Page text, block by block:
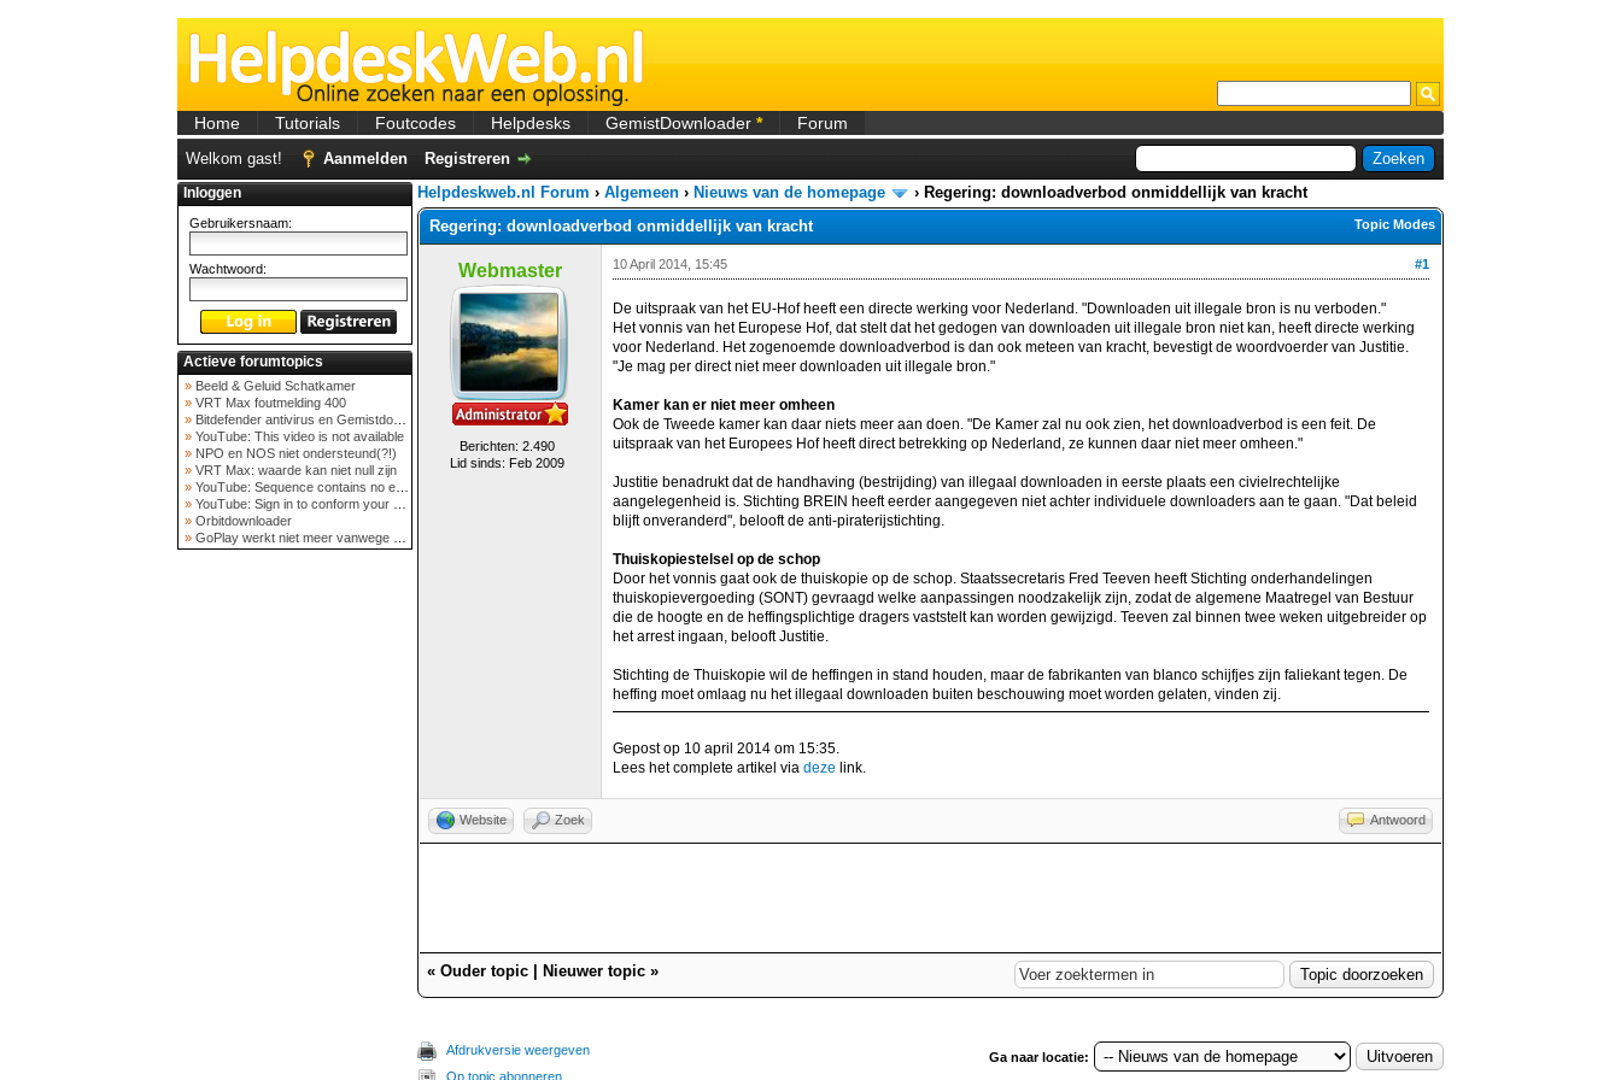
Home Tutorials Foutcodes Helpdesks GemistDownloader * Forum
Welkom gast! Aanmelden Registreren
Inloggen
Gebruikersnaam:
Wachtwoord:
Actieve forumtopics
» Beeld & Geluid Schatkamer
» VRT Max foutmelding 400
» Bitdefender antivirus en Gemistdowloader
» YouTube: This video is not available
» NPO en NOS niet ondersteund(?!)
» VRT Max: waarde kan niet null zijn
» YouTube: Sequence contains no elements
» YouTube: Sign in to conform your not a bot
» Orbitdownloader
» GoPlay werkt niet meer vanwege nieuwe webadres
Helpdeskweb.nl Forum › Algemeen › Nieuws van de homepage › Regering: downloadverbod onmiddellijk van kracht
Topic Modes
Regering: downloadverbod onmiddellijk van kracht
Webmaster
Berichten: 2.490
Lid sinds: Feb 2009
#1
10 April 2014, 15:45
De uitspraak van het EU-Hof heeft een directe werking voor Nederland. "Downloaden uit illegale bron is nu verboden."
Het vonnis van het Europese Hof, dat stelt dat het gedogen van downloaden uit illegale bron niet kan, heeft directe werking
voor Nederland. Het zogenoemde downloadverbod is dan ook meteen van kracht, bevestigt de woordvoerder van Justitie.
"Je mag per direct niet meer downloaden uit illegale bron."
Kamer kan er niet meer omheen
Ook de Tweede kamer kan daar niets meer aan doen. "De Kamer zal nu ook zien, het downloadverbod is een feit. De
uitspraak van het Europees Hof heeft direct betrekking op Nederland, ze kunnen daar niet meer omheen."
Justitie benadrukt dat de handhaving (bestrijding) van illegaal downloaden in eerste plaats een civielrechtelijke
aangelegenheid is. Stichting BREIN heeft eerder aangegeven niet achter individuele downloaders aan te gaan. "Dat beleid
blijft onveranderd", belooft de anti-piraterijstichting.
Thuiskopiestelsel op de schop
Door het vonnis gaat ook de thuiskopie op de schop. Staatssecretaris Fred Teeven heeft Stichting onderhandelingen
thuiskopievergoeding (SONT) gevraagd welke aanpassingen noodzakelijk zijn, zodat de algemene Maatregel van Bestuur
die de hoogte en de heffingsplichtige dragers vaststelt kan worden gewijzigd. Teeven zal binnen twee weken uitgebreider op
het arrest ingaan, belooft Justitie.
Stichting de Thuiskopie wil de heffingen in stand houden, maar de fabrikanten van blanco schijfjes zijn faliekant tegen. De
heffing moet omlaag nu het illegaal downloaden buiten beschouwing moet worden gelaten, vinden zij.
Gepost op 10 april 2014 om 15:35.
Lees het complete artikel via deze link.
Website Zoek Antwoord
« Ouder topic Nieuwer topic »
Afdrukversie weergeven
Op topic abonneren
Ga naar locatie: